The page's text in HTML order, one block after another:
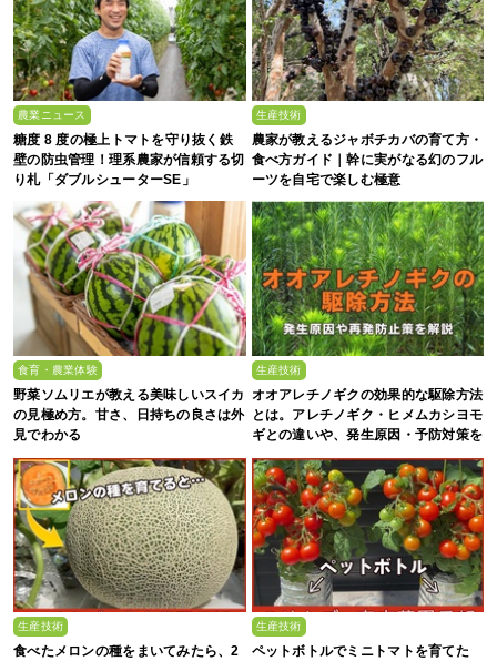
農業ニュース
糖度 8 度の極上トマトを守り抜く鉄
壁の防虫管理！理系農家が信頼する切
り札「ダブルシューターSE」
生産技術
農家が教えるジャボチカバの育て方・
食べ方ガイド｜幹に実がなる幻のフル
ーツを自宅で楽しむ極意
食育・農業体験
野菜ソムリエが教える美味しいスイカ
の見極め方。甘さ、日持ちの良さは外
見でわかる
生産技術
オオアレチノギクの効果的な駆除方法
とは。アレチノギク・ヒメムカシヨモ
ギとの違いや、発生原因・予防対策を
生産技術
食べたメロンの種をまいてみたら、2
生産技術
ペットボトルでミニトマトを育てた